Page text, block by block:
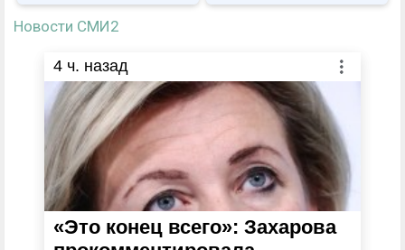
Новости СМИ2
4 ч. назад
«Это конец всего»: Захарова